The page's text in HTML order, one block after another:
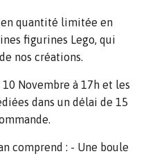
en quantité limitée en
figurines Lego, qui
nos créations.
Novembre à 17h et les
dans un délai de 15
comprend : - Une boule